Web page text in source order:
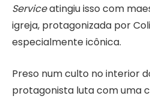
Serviceatingiu isso com
igreja, protagonizada por
especialmente icônica.
Preso num culto no interior
protagonista luta com uma